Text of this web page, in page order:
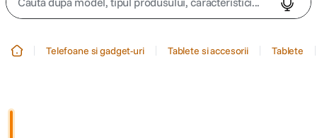
Telefoane si gadget-uri Tablete si accesorii Tablete